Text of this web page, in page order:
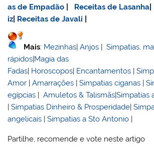
as de Empadão
Receitas de Lasanha
iz Receitas de Javali
Mais: Mezinhas|Anjos |Simpatias,
rápidos|Magia das
Fadas| Horoscopos| Encantamentos |
Amor |Amarrações |Simpatias ciganas |
egípcias |Amuletos & Talismãs|Simpatias
|Simpatias Dinheiro & Prosperidade|
angelicais |Simpatias a Sto Antonio |
Partilhe, recomende e vote neste artigo